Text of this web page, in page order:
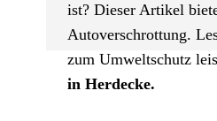
ist? Dieser Artikel
Autoverschrottung.
zum Umweltschutz
in Herdecke.